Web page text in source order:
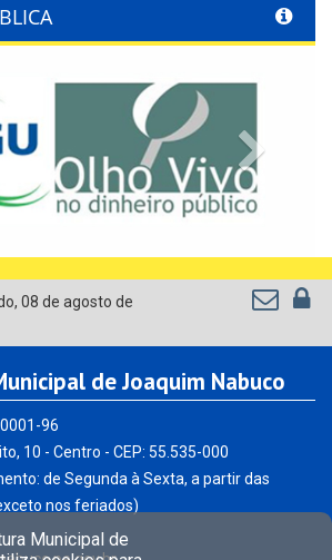
, 08 de agosto de
de Joaquim Nabuco
96
10 - Centro - CEP: 55.535-000
de Segunda à Sexta, a partir das
nos feriados)
Municipal de